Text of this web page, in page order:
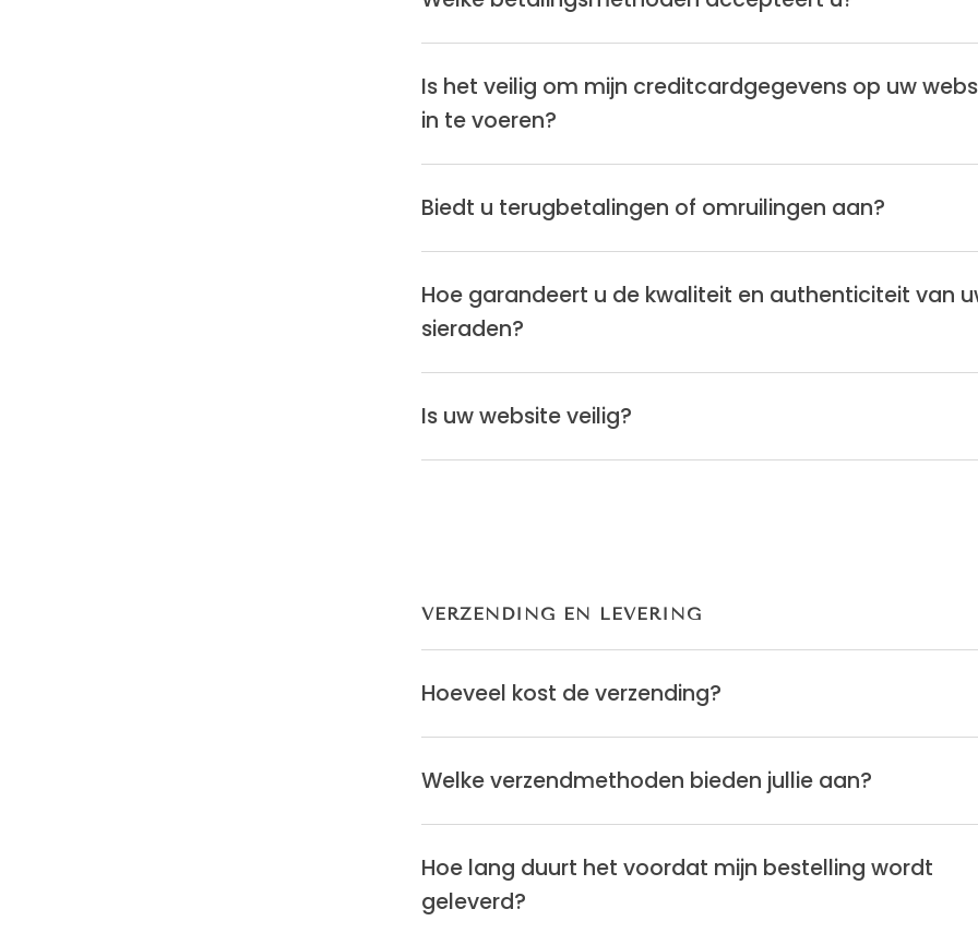
Is het veilig om mijn creditcardgegevens op uw
in te voeren?
Biedt u terugbetalingen of omruilingen aan?
Hoe garandeert u de kwaliteit en authenticiteit van
sieraden?
Is uw website veilig?
VERZENDING EN LEVERING
Hoeveel kost de verzending?
Welke verzendmethoden bieden jullie aan?
Hoe lang duurt het voordat mijn bestelling wordt
geleverd?